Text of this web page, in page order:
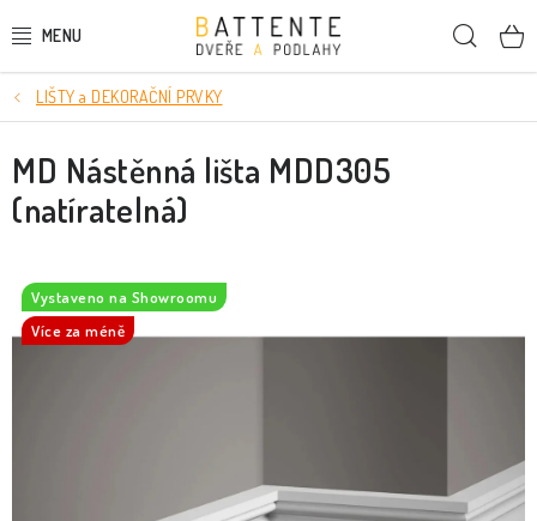
na
DVEŘE
SMRKOVÉ DVEŘE
PODLAHY
LIŠTY A DEKORAČNÍ PRVKY
NÁSTĚNNÉ PANELY
LIŠTY a DEKORAČNÍ PRVKY
MD Nástěnná lišta MDD305
(natíratelná)
Vystaveno na Showroomu
Více za méně